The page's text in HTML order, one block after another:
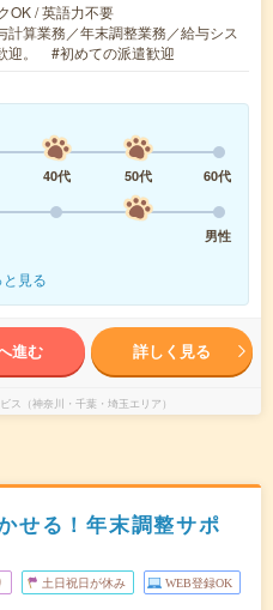
OK / 英語力不要
算業務／年末調整業務／給与シス
迎。 #初めての派遣歓迎
40代 50代
60代
男性
と見る
進む 詳しく見る
ス（神奈川・千葉・埼玉エリア）
せる！年末調整サポ
土日祝日が休み WEB登録OK